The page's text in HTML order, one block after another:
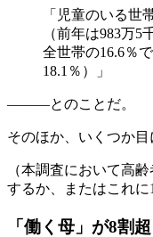
「児童のいる世
（前年は983万
全世帯の16.6％
18.1％）」
―――とのことだ。
そのほか、いくつか目
（本調査において高
するか、またはこれに
「働く母」が8割超